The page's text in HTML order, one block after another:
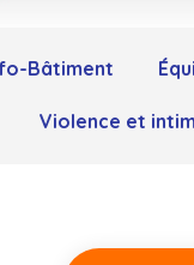
Bâtiment
Violence et